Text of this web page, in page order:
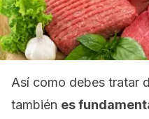
Así como debes tratar
también es